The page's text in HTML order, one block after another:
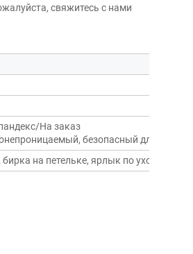
свяжитесь с нами
На заказ
безопасный для
на петельке, ярлык по уходу,